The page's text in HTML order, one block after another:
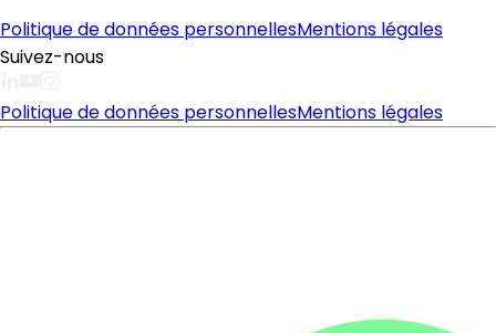
Politique de données personnellesMentions légales
Suivez-nous
Politique de données personnellesMentions légales